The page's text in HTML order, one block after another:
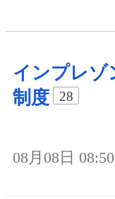
インプレゾ
制度
28
08月08日 08:50